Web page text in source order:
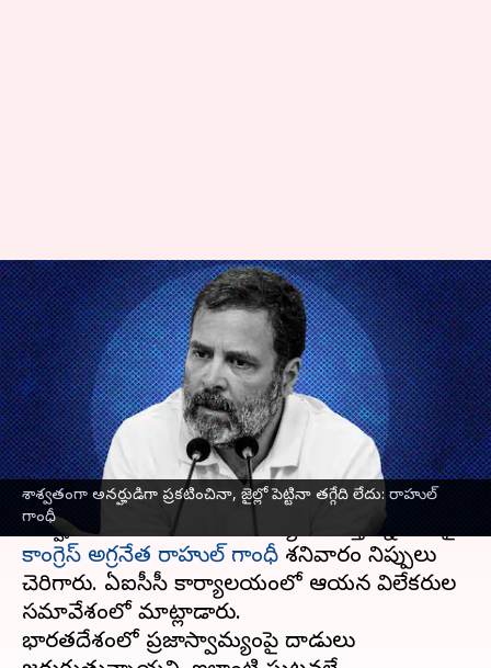
శాశ్వతంగా అనర్హుడిగా ప్రకటించినా, జైల్లో పెట్టినా తగ్గేది లేదు: రాహుల్
గాంధీ
శాశ్వతంగా అనర్హుడిగా ప్రకటించినా
తగ్గేది లేదు, జైల్లో పెట్టినా
భయపడను: రాహుల్ గాంధీ
వ్రాసిన వారు Stalin Mar 25, 2023 02:06 pm
ఈ వార్తాకథనం ఏంటి
పరువు నష్టం కేసులో సూరుత్ కోర్టు తీర్పు, లోక్‌సభలో
అనర్హత వేటు, అధికార బీజేపీ వ్యవహరిస్తున్న తీరుపై
కాంగ్రెస్ అగ్రనేత రాహుల్ గాంధీ శనివారం నిప్పులు
చెరిగారు. ఏఐసీసీ కార్యాలయంలో ఆయన విలేకరుల
సమావేశంలో మాట్లాడారు.
భారతదేశంలో ప్రజాస్వామ్యంపై దాడులు